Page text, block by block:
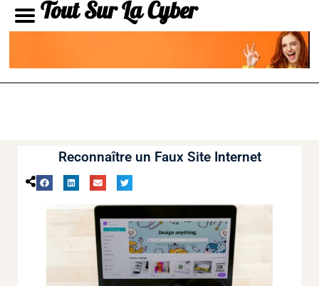
Tout Sur La Cyber
Reconnaître un Faux Site Internet